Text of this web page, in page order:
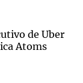
de Uber
Atoms